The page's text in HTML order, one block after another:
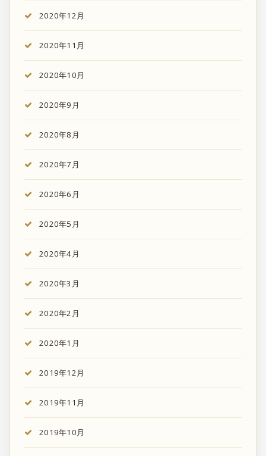
2020年12月
2020年11月
2020年10月
2020年9月
2020年8月
2020年7月
2020年6月
2020年5月
2020年4月
2020年3月
2020年2月
2020年1月
2019年12月
2019年11月
2019年10月